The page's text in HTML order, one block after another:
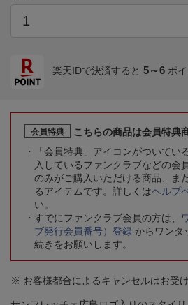
楽天IDで決済すると 5～6 ポ
会員特典
こちらの商品は会員特典
「会員特典」アイコンがついてい
入しているファンクラブなどの会
のみがご購入いただける商品、ま
るアイテムです。詳しくはヘルプ
い。
すでにファンクラブ会員の方は、
ブ発行会員番号）登録 からワンタ
続きをお願いします。
※ お客様都合によるキャンセルはお受け